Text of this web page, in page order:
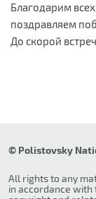
Благодарим
поздравляем
До скорой
© Polistovsky
All rights to any
in accordance with